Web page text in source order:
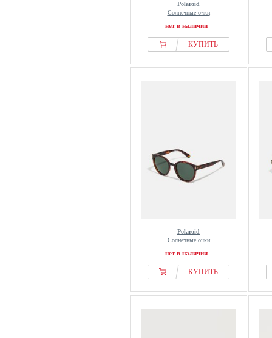
Polaroid
Солнечные очки
нет в наличии
КУПИТЬ
Polaroid
Солнечные очки
нет в наличии
КУПИТЬ